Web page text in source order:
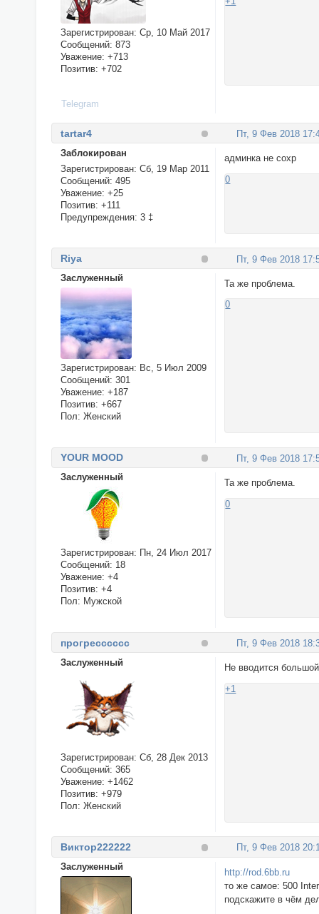
Зарегистрирован: Ср, 10 Май 2017
Сообщений: 873
Уважение: +713
Позитив: +702
Telegram
Пт, 9 Фев 2018
tartar4
Заблокирован
Зарегистрирован: Сб, 19 Мар 2011
Сообщений: 495
Уважение: +25
Позитив: +111
Предупреждения: 3 ‡
админка не сохр
0
Пт, 9 Фев 2018
Riya
Заслуженный
Зарегистрирован: Вс, 5 Июл 2009
Сообщений: 301
Уважение: +187
Позитив: +667
Пол: Женский
Та же проблема.
0
Пт, 9 Фев 2018
YOUR MOOD
Заслуженный
Зарегистрирован: Пн, 24 Июл 2017
Сообщений: 18
Уважение: +4
Позитив: +4
Пол: Мужской
Та же проблема.
0
Пт, 9 Фев 2018
прогресссссс
Заслуженный
Зарегистрирован: Сб, 28 Дек 2013
Сообщений: 365
Уважение: +1462
Позитив: +979
Пол: Женский
Не вводится
+1
Пт, 9 Фев 2018
Виктор222222
Заслуженный
http://rod.6bb.ru
то же самое: 500
подскажите в чём